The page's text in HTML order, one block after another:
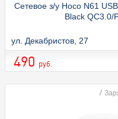
Сетевое з/у Hoco N61
Black QC3.0/
ул. Декабристов, 27
490 руб.
/